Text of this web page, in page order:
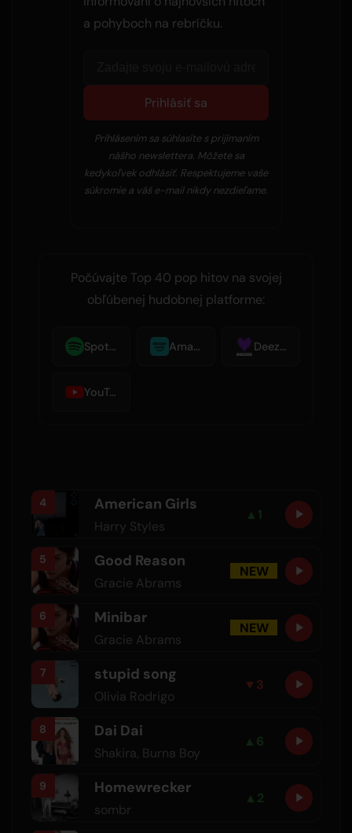
a pohyboch na rebríčku.
Prihlásiť sa
Prihlásením sa súhlasíte s prijímaním
nášho newslettera. Môžete sa
kedykoľvek odhlásiť. Respektujeme vaše
súkromie a váš e-mail nikdy nezdieľame.
Počúvajte Top 40 pop hitov na svojej
obľúbenej hudobnej platforme:
Spotify Amazon Music Deezer
YouTube Music
4 American Girls
Harry Styles
▲ 1
5 Good Reason
Gracie Abrams
NEW
6 Minibar
Gracie Abrams
NEW
7 stupid song
Olivia Rodrigo
▼ 3
8 Dai Dai
Shakira, Burna Boy
▲ 6
9 Homewrecker
sombr
▲ 2